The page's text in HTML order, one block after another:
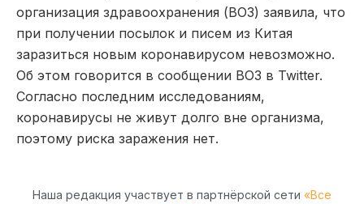
организация здравоохранения (ВОЗ) заявила, что
при получении посылок и писем из Китая
заразиться новым коронавирусом невозможно.
Об этом говорится в сообщении ВОЗ в Twitter.
Согласно последним исследованиям,
коронавирусы не живут долго вне организма,
поэтому риска заражения нет.
Наша редакция участвует в партнёрской сети «Все